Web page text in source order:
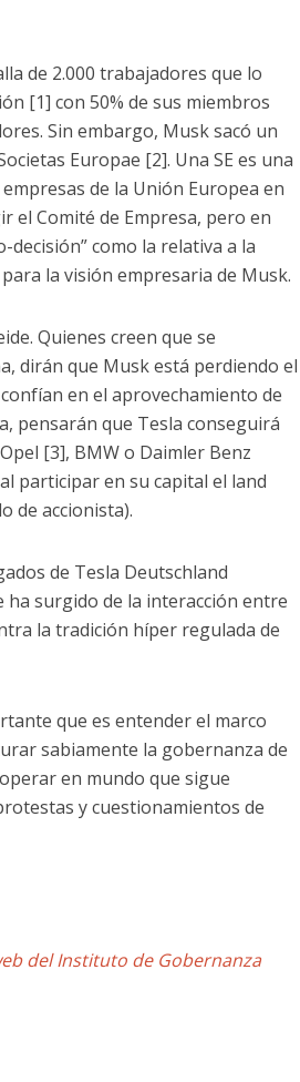
de 2.000 trabajadores que lo
[1] con 50% de sus miembros
Sin embargo, Musk sacó un
Europae [2]. Una SE es una
de la Unión Europea en
el Comité de Empresa, pero en
decisión” como la relativa a la
la visión empresaria de Musk.
Quienes creen que se
dirán que Musk está perdiendo el
en el aprovechamiento de
pensarán que Tesla conseguirá
[3], BMW o Daimler Benz
participar en su capital el land
de accionista).
de Tesla Deutschland
surgido de la interacción entre
la tradición híper regulada de
que es entender el marco
sabiamente la gobernanza de
en mundo que sigue
y cuestionamientos de
del Instituto de Gobernanza